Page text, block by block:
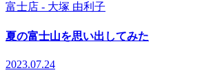
富士店 - 大塚 由利子
夏の富士山を思い出してみた
2023.07.24